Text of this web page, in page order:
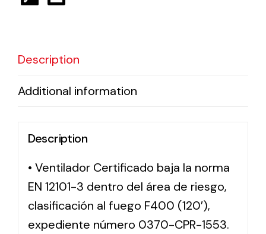
Description
Additional information
Description
• Ventilador Certificado baja la norma
EN 12101-3 dentro del área de riesgo,
clasificación al fuego F400 (120′),
expediente número 0370-CPR-1553.